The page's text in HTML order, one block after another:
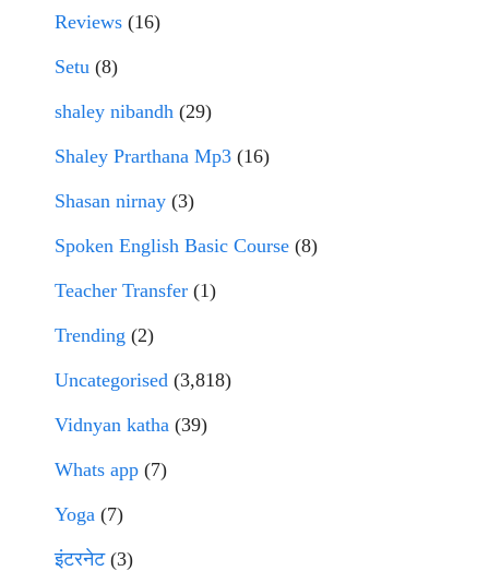
Reviews (16)
Setu (8)
shaley nibandh (29)
Shaley Prarthana Mp3 (16)
Shasan nirnay (3)
Spoken English Basic Course (8)
Teacher Transfer (1)
Trending (2)
Uncategorised (3,818)
Vidnyan katha (39)
Whats app (7)
Yoga (7)
इंटरनेट(3)